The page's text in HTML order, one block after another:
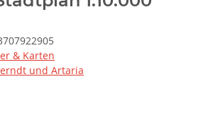
& Karten
und Artaria